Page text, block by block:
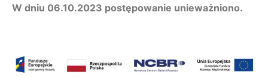
W dniu 06.10.2023 postępowanie unieważniono.